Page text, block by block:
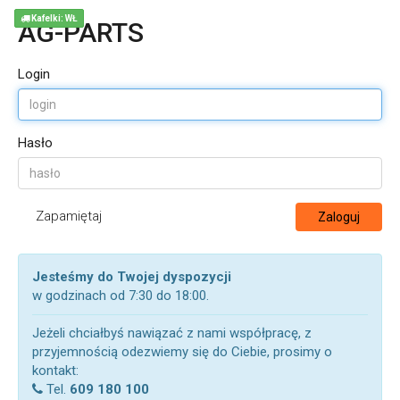
AG-PARTS
Login
Hasło
Zapamiętaj Zaloguj
Jesteśmy do Twojej dyspozycji
w godzinach od 7:30 do 18:00.
Jeżeli chciałbyś nawiązać z nami współpracę, z
przyjemnością odezwiemy się do Ciebie, prosimy o
kontakt:
Tel. 609 180 100
Kafelki: WŁ